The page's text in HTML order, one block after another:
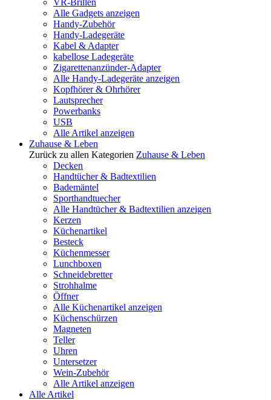
VR-Brillen
Alle Gadgets anzeigen
Handy-Zubehör
Handy-Ladegeräte
Kabel & Adapter
kabellose Ladegeräte
Zigarettenanzünder-Adapter
Alle Handy-Ladegeräte anzeigen
Kopfhörer & Ohrhörer
Lautsprecher
Powerbanks
USB
Alle Artikel anzeigen
Zuhause & Leben
Zurück zu allen Kategorien Zuhause & Leben
Decken
Handtücher & Badtextilien
Bademäntel
Sporthandtuecher
Alle Handtücher & Badtextilien anzeigen
Kerzen
Küchenartikel
Besteck
Küchenmesser
Lunchboxen
Schneidebretter
Strohhalme
Öffner
Alle Küchenartikel anzeigen
Küchenschürzen
Magneten
Teller
Uhren
Untersetzer
Wein-Zubehör
Alle Artikel anzeigen
Alle Artikel